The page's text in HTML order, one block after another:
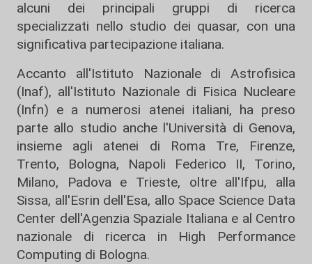
alcuni dei principali gruppi di ricerca
specializzati nello studio dei quasar, con una
significativa partecipazione italiana.
Accanto all'Istituto Nazionale di Astrofisica
(Inaf), all'Istituto Nazionale di Fisica Nucleare
(Infn) e a numerosi atenei italiani, ha preso
parte allo studio anche l'Università di Genova,
insieme agli atenei di Roma Tre, Firenze,
Trento, Bologna, Napoli Federico II, Torino,
Milano, Padova e Trieste, oltre all'Ifpu, alla
Sissa, all'Esrin dell'Esa, allo Space Science Data
Center dell'Agenzia Spaziale Italiana e al Centro
nazionale di ricerca in High Performance
Computing di Bologna.